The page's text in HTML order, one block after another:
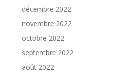
décembre 2022
novembre 2022
octobre 2022
septembre 2022
août 2022